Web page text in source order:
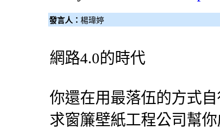
發言人： 楊瑋婷
網路4.0的時代
你還在用最落伍的方式
求窗簾壁紙工程公司幫